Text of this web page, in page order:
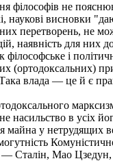
не
наукові висновки
перетворень, не
наявність для них
і
(ортодоксальних)
влада — це й є
насильство в усіх
у нетрудящих
— Сталін, Мао